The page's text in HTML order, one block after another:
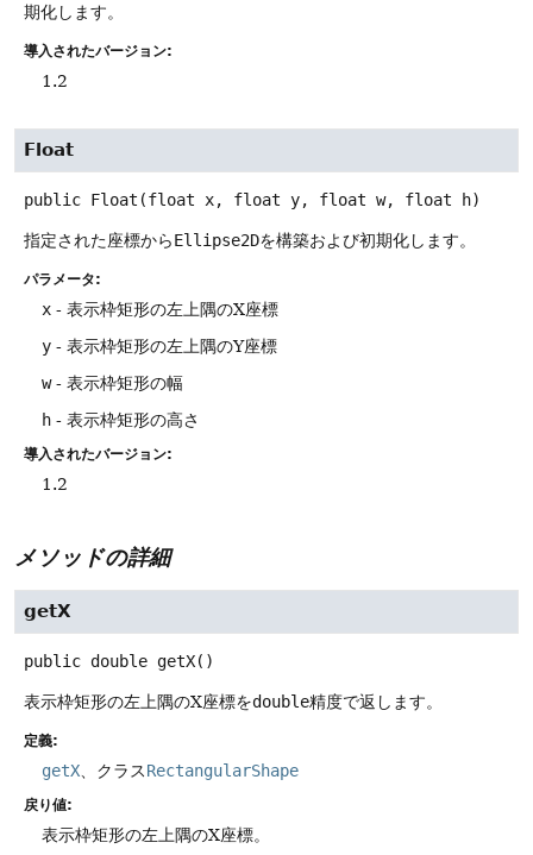
期化します。
導入されたバージョン:
1.2
Float
public Float (float x, float y, float w, float h)
指定された座標からEllipse2Dを構築および初期化します。
パラメータ:
x - 表示枠矩形の左上隅のX座標
y - 表示枠矩形の左上隅のY座標
w- 表示枠矩形の幅
h - 表示枠矩形の高さ
導入されたバージョン:
1.2
メソッドの詳細
getX
public double getX()
表示枠矩形の左上隅のX座標をdouble精度で返します。
定義:
getX、クラスRectangularShape
戻り値:
表示枠矩形の左上隅のX座標。